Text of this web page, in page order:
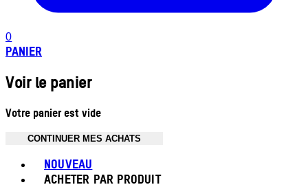
0
PANIER
Voir le panier
Votre panier est vide
CONTINUER MES ACHATS
NOUVEAU
ACHETER PAR PRODUIT